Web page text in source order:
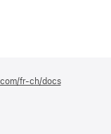
fr-ch/docs(s’ouvre